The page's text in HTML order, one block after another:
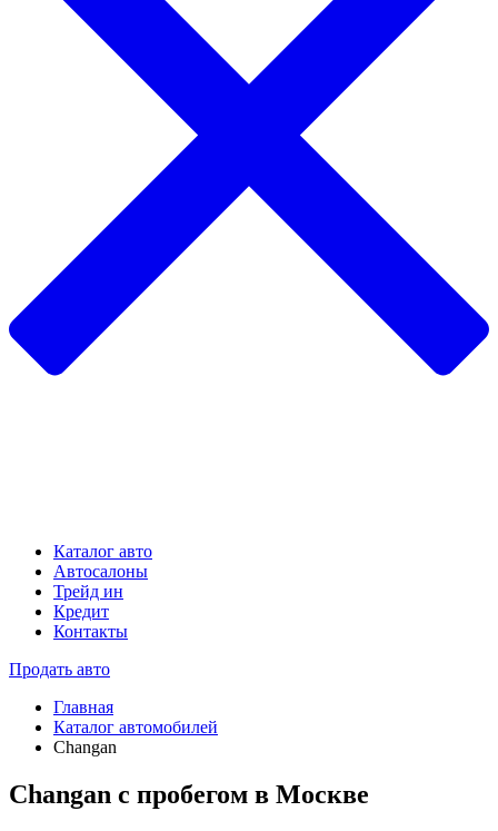
Каталог авто
Автосалоны
Трейд ин
Кредит
Контакты
Продать авто
Главная
Каталог автомобилей
Changan
Changan с пробегом в Москве